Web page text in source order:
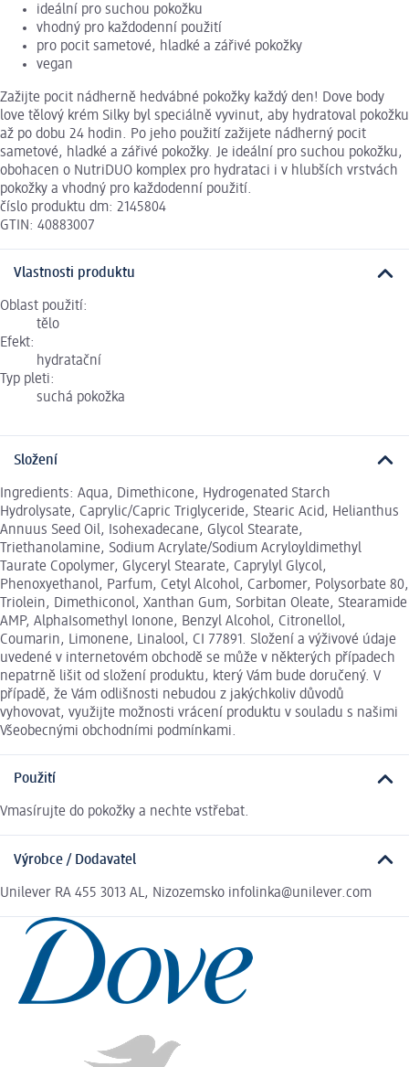
ideální pro suchou pokožku
vhodný pro každodenní použití
pro pocit sametové, hladké a zářivé pokožky
vegan
Zažijte pocit nádherně hedvábné pokožky každý den! Dove body
love tělový krém Silky byl speciálně vyvinut, aby hydratoval pokožku
až po dobu 24 hodin. Po jeho použití zažijete nádherný pocit
sametové, hladké a zářivé pokožky. Je ideální pro suchou pokožku,
obohacen o NutriDUO komplex pro hydrataci i v hlubších vrstvách
pokožky a vhodný pro každodenní použití.
číslo produktu dm: 2145804
GTIN: 40883007
Vlastnosti produktu
Oblast použití:
tělo
Efekt:
hydratační
Typ pleti:
suchá pokožka
Složení
Ingredients: Aqua, Dimethicone, Hydrogenated Starch
Hydrolysate, Caprylic/Capric Triglyceride, Stearic Acid, Helianthus
Annuus Seed Oil, Isohexadecane, Glycol Stearate,
Triethanolamine, Sodium Acrylate/Sodium Acryloyldimethyl
Taurate Copolymer, Glyceryl Stearate, Caprylyl Glycol,
Phenoxyethanol, Parfum, Cetyl Alcohol, Carbomer, Polysorbate 80,
Triolein, Dimethiconol, Xanthan Gum, Sorbitan Oleate, Stearamide
AMP, AlphaIsomethyl Ionone, Benzyl Alcohol, Citronellol,
Coumarin, Limonene, Linalool, CI 77891. Složení a výživové údaje
uvedené v internetovém obchodě se může v některých případech
nepatrně lišit od složení produktu, který Vám bude doručený. V
případě, že Vám odlišnosti nebudou z jakýchkoliv důvodů
vyhovovat, využijte možnosti vrácení produktu v souladu s našimi
Všeobecnými obchodními podmínkami.
Použití
Vmasírujte do pokožky a nechte vstřebat.
Výrobce / Dodavatel
Unilever RA 455 3013 AL, Nizozemsko infolinka@unilever.com